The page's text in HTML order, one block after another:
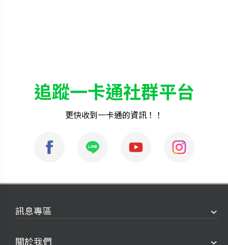
追蹤一卡通社群平台
更快收到一卡通的資訊！！
訊息專區
關於我們